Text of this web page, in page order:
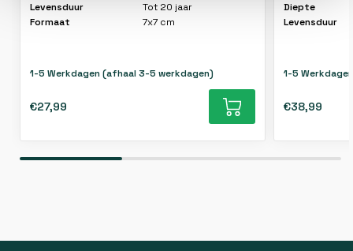
Levensduur
Tot 20 jaar
Formaat
7x7 cm
1-5 Werkdagen (afhaal 3-5 werkdagen)
€27,99
Diepte
Levensduur
1-5
€38,99